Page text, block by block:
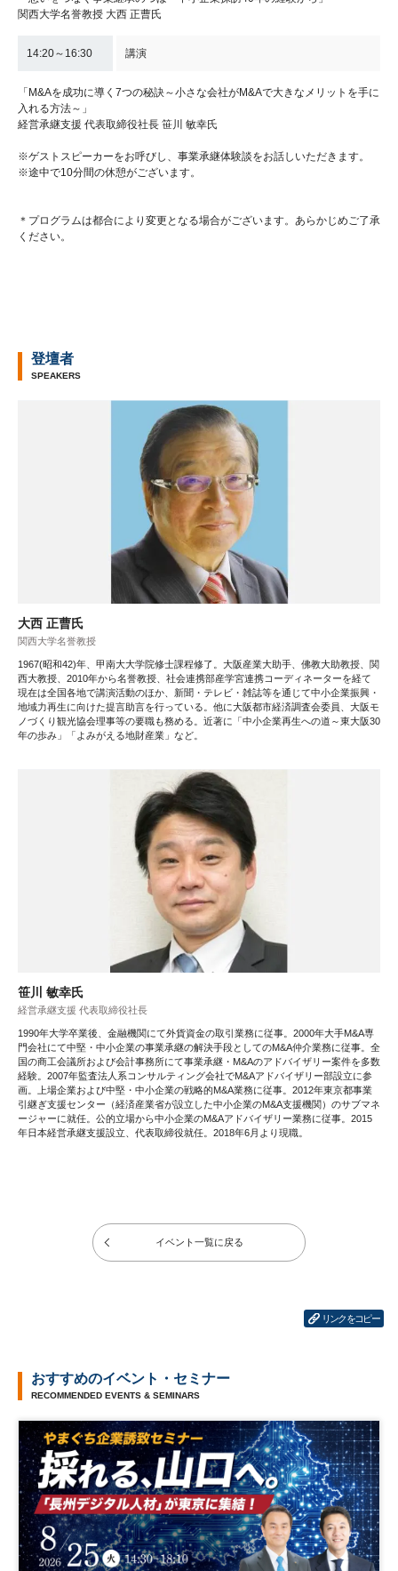
関西大学名誉教授 大西 正曹氏
14:20～16:30 講演
「M&Aを成功に導く7つの秘訣～小さな会社がM&Aで大きなメリットを手に
入れる方法～」
経営承継支援 代表取締役社長 笹川 敏幸氏
※ゲストスピーカーをお呼びし、事業承継体験談をお話しいただきます。
※途中で10分間の休憩がございます。
＊プログラムは都合により変更となる場合がございます。あらかじめご了承
ください。
登壇者
SPEAKERS
大西 正曹氏
関西大学名誉教授
1967(昭和42)年、甲南大大学院修士課程修了。大阪産業大助手、佛教大助教授、関
西大教授、2010年から名誉教授、社会連携部産学宮連携コーディネーターを経て
現在は全国各地で講演活動のほか、新聞・テレビ・雑誌等を通じて中小企業振興・
地域力再生に向けた提言助言を行っている。他に大阪都市経済調査会委員、大阪モ
ノづくり観光協会理事等の要職も務める。近著に「中小企業再生への道～東大阪30
年の歩み」「よみがえる地財産業」など。
笹川 敏幸氏
経営承継支援 代表取締役社長
1990年大学卒業後、金融機関にて外貨資金の取引業務に従事。2000年大手M&A専
門会社にて中堅・中小企業の事業承継の解決手段としてのM&A仲介業務に従事。全
国の商工会議所および会計事務所にて事業承継・M&Aのアドバイザリー案件を多数
経験。2007年監査法人系コンサルティング会社でM&Aアドバイザリー部設立に参
画。上場企業および中堅・中小企業の戦略的M&A業務に従事。2012年東京都事業
引継ぎ支援センター（経済産業省が設立した中小企業のM&A支援機関）のサブマネ
ージャーに就任。公的立場から中小企業のM&Aアドバイザリー業務に従事。2015
年日本経営承継支援設立、代表取締役就任。2018年6月より現職。
イベント一覧に戻る
リンクをコピー
おすすめのイベント・セミナー
RECOMMENDED EVENTS & SEMINARS